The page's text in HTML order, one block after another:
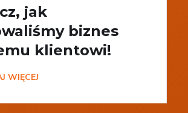
jak
biznes
klientowi!
WIĘCEJ